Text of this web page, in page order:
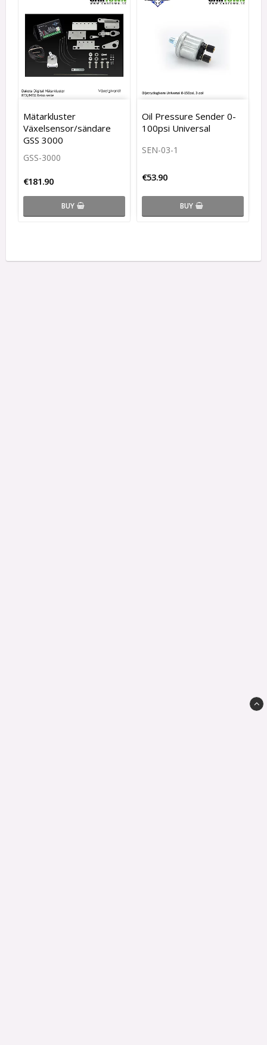
Mätarkluster
Växelsensor/sändare
GSS 3000
GSS-3000
€181.90
BUY
Oil Pressure Sender 0-
100psi Universal
SEN-03-1
€53.90
BUY